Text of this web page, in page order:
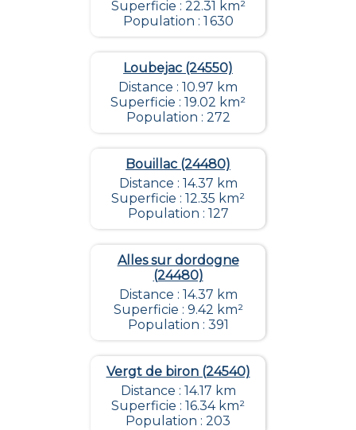
Superficie : 22.31 km²
Population : 1 630
Loubejac (24550)
Distance : 10.97 km
Superficie : 19.02 km²
Population : 272
Bouillac (24480)
Distance : 14.37 km
Superficie : 12.35 km²
Population : 127
Alles sur dordogne
(24480)
Distance : 14.37 km
Superficie : 9.42 km²
Population : 391
Vergt de biron (24540)
Distance : 14.17 km
Superficie : 16.34 km²
Population : 203